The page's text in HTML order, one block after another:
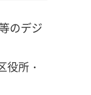
のデジ
所・